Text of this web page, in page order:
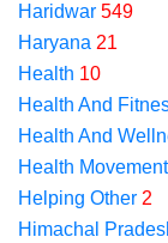
Haridwar 549
Haryana 21
Health 10
Health And
Health And
Health Movement
Helping Other 2
Himachal